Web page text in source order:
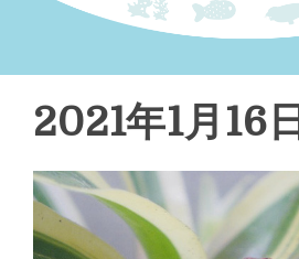
2021年1月16日